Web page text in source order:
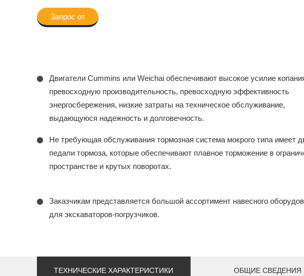
Запрос от
Двигатели Cummins или Weichai обеспечивают высокое усилие
превосходную производительность, превосходную эффективность
энергосбережения, низкие затраты на техническое обслуживание,
выдающуюся надежность и долговечность.
Не требующая обслуживания тормозная система мокрого типа имеет
педали тормоза, которые обеспечивают плавное торможение в
пространстве и крутых поворотах.
Заказчикам представляется большой ассортимент навесного
для экскаваторов-погрузчиков.
ТЕХНИЧЕСКИЕ ХАРАКТЕРИСТИКИ ОБЩИЕ СВЕДЕНИЯ